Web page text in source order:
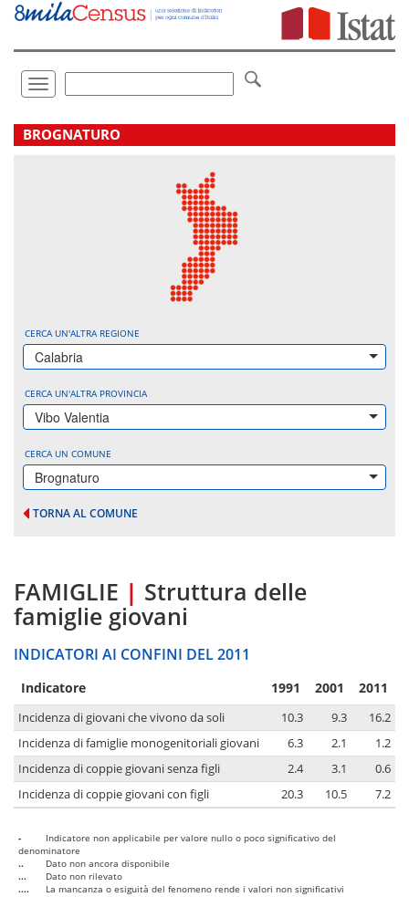
Vai
direttamente
Toggle
navigation
.
BROGNATURO
CERCA UN'ALTRA REGIONE
Calabria
CERCA UN'ALTRA PROVINCIA
Vibo Valentia
CERCA UN COMUNE
Brognaturo
TORNA AL COMUNE
FAMIGLIE | Struttura delle
famiglie giovani
INDICATORI AI CONFINI DEL 2011
Indicatore 1991 2001 2011
Incidenza di giovani che vivono da soli 10.3 9.3
16.2
Incidenza di famiglie monogenitoriali giovani
6.3 2.1
1.2
Incidenza di coppie giovani senza figli
2.4 3.1
0.6
Incidenza di coppie giovani con figli
20.3 10.5 7.2
-
Indicatore non applicabile per valore nullo o poco significativo del
denominatore
..
Dato non ancora disponibile
...
Dato non rilevato
....
La mancanza o esiguità del fenomeno rende i valori non significativi